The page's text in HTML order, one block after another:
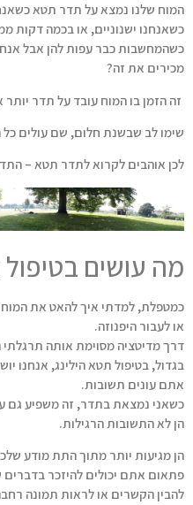
המוח שלנו נמצא על תדר תטא
כשאנחנו ישנוניים, או בכמה דקות
כשהמחשבות כבר עפות להן אבל
מכירים את זה?
זה הזמן בו המוח עובד על תדר
שימו לב שבשנת חלום, שם עולים
לכן אוהבים לקרוא לתדר תטא –
מה עושים
כמטפלת, למדתי איך להאט את
או לעבור היפנוזה.
דרך מדיטציה מסוימת אותה תרגלתי
בגדול, בטיפול תטא הילינג, אנחנו
אתם עונים תשובות.
כשאני נמצאת בתדר, זה משפיע גם
הן לא התשובות הרגילות.
הן מגיעות יותר מתוך התת מודע
פתאום אתם יכולים להיזכר
להבין הקשרים או לראות תמונה